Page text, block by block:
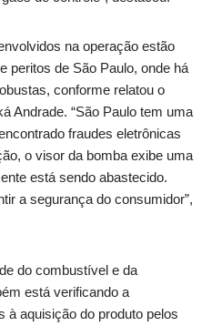
na operação estão
peritos de São Paulo, onde há
conforme relatou o
Andrade. “São Paulo tem uma
fraudes eletrônicas
o visor da bomba exibe uma
está sendo abastecido.
a segurança do consumidor”,
do combustível e da
está verificando a
à aquisição do produto pelos